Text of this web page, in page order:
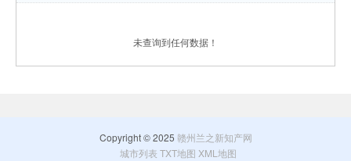
未查询到任何数据！
Copyright © 2025 赣州兰之新知产网
城市列表 TXT地图 XML地图